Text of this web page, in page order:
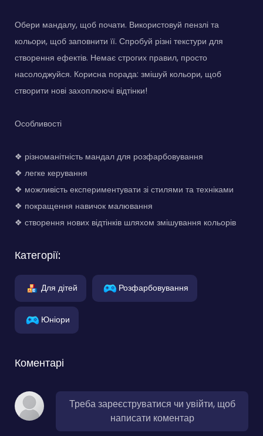
Обери мандалу, щоб почати. Використовуй пензлі та
кольори, щоб заповнити її. Спробуй різні текстури для
створення ефектів. Немає строгих правил, просто
насолоджуйся. Корисна порада: змішуй кольори, щоб
створити нові захоплюючі відтінки!
Особливості
❖ різноманітність мандал для розфарбовування
❖ легке керування
❖ можливість експериментувати зі стилями та техніками
❖ покращення навичок малювання
❖ створення нових відтінків шляхом змішування кольорів
Категорії:
Для дітей Розфарбовування
Юніори
Коментарі
Треба зареєструватися чи увійти, щоб
написати коментар